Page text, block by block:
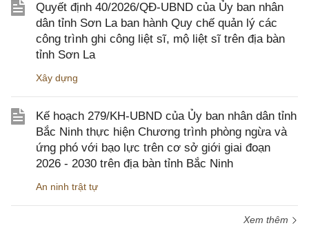
Quyết định 40/2026/QĐ-UBND của Ủy ban nhân
dân tỉnh Sơn La ban hành Quy chế quản lý các
công trình ghi công liệt sĩ, mộ liệt sĩ trên địa bàn
tỉnh Sơn La
Xây dựng
Kế hoạch 279/KH-UBND của Ủy ban nhân dân tỉnh
Bắc Ninh thực hiện Chương trình phòng ngừa và
ứng phó với bạo lực trên cơ sở giới giai đoạn
2026 - 2030 trên địa bàn tỉnh Bắc Ninh
An ninh trật tự
Xem thêm